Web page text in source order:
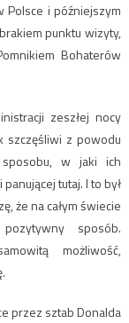
Polsce i późniejszym
punktu wizyty,
Bohaterów
zeszłej nocy
szczęśliwi z powodu
w jaki ich
tutaj. I to był
że na całym świecie
sposób.
możliwość,
przez sztab Donalda